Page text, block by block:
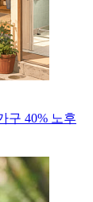
구 40% 노후